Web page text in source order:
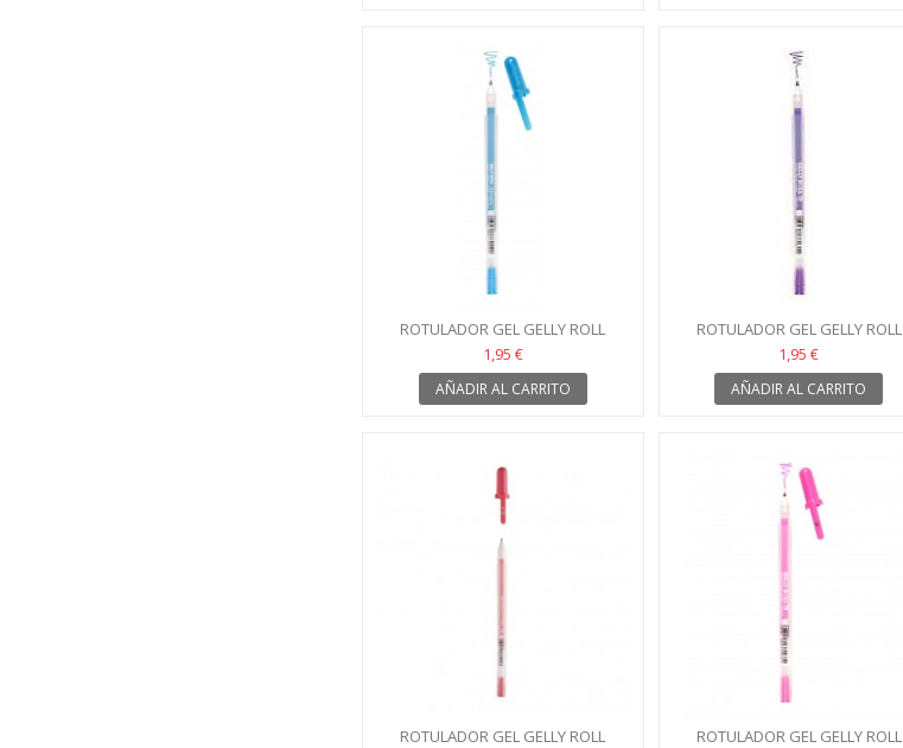
ROTULADOR GEL GELLY ROLL
SAKURA 10 AZUL METALIZADO
1,95 €
AÑADIR AL CARRITO
ROTULADOR GEL GELLY ROLL
SAKURA 10 VIOLETA
1,95 €
AÑADIR AL CARRITO
ROTULADOR GEL GELLY ROLL
ROTULADOR GEL GELLY ROLL